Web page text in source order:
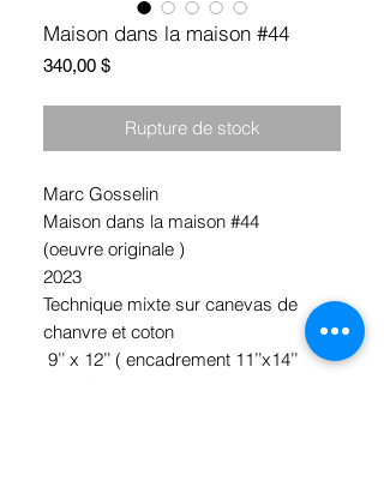
Maison dans la maison #44
340,00 $Prix
Rupture de stock
Marc Gosselin
Maison dans la maison #44
(oeuvre originale )
2023
Technique mixte sur canevas de
chanvre et coton
9’’ x 12’’ ( encadrement 11’’x14’’